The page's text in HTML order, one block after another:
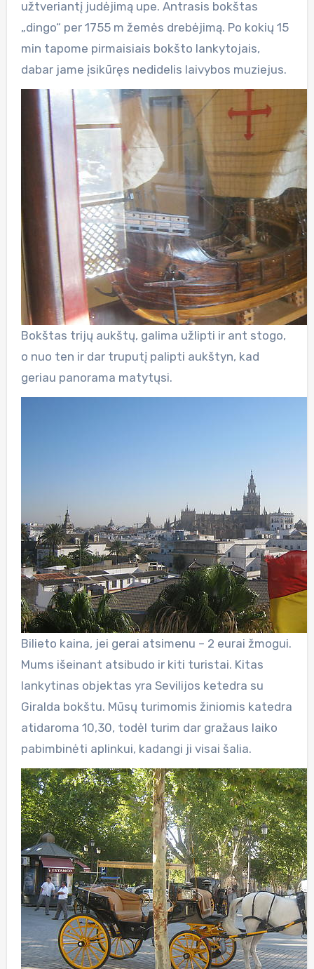
užtveriantį judėjimą upe. Antrasis bokštas
„dingo“ per 1755 m žemės drebėjimą. Po kokių 15
min tapome pirmaisiais bokšto lankytojais,
dabar jame įsikūręs nedidelis laivybos muziejus.
Bokštas trijų aukštų, galima užlipti ir ant stogo,
o nuo ten ir dar truputį palipti aukštyn, kad
geriau panorama matytųsi.
Bilieto kaina, jei gerai atsimenu – 2 eurai žmogui.
Mums išeinant atsibudo ir kiti turistai. Kitas
lankytinas objektas yra Sevilijos ketedra su
Giralda bokštu. Mūsų turimomis žiniomis katedra
atidaroma 10,30, todėl turim dar gražaus laiko
pabimbinėti aplinkui, kadangi ji visai šalia.